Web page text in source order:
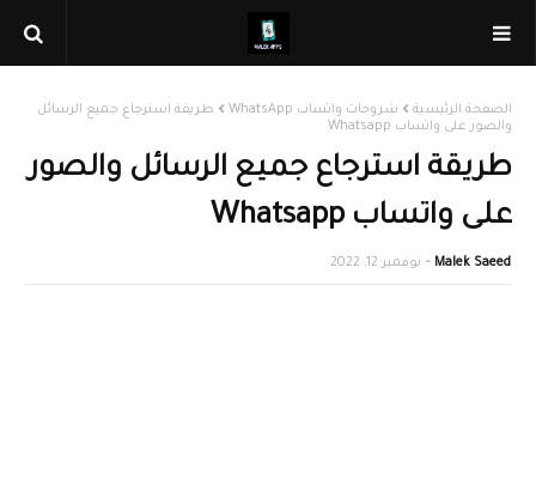
الصفحة الرئيسية شروحات واتساب WhatsApp
طريقة استرجاع جميع الرسائل
والصور على واتساب Whatsapp
طريقة استرجاع جميع الرسائل والصور
على واتساب Whatsapp
Malek Saeed نوفمبر 12, 2022